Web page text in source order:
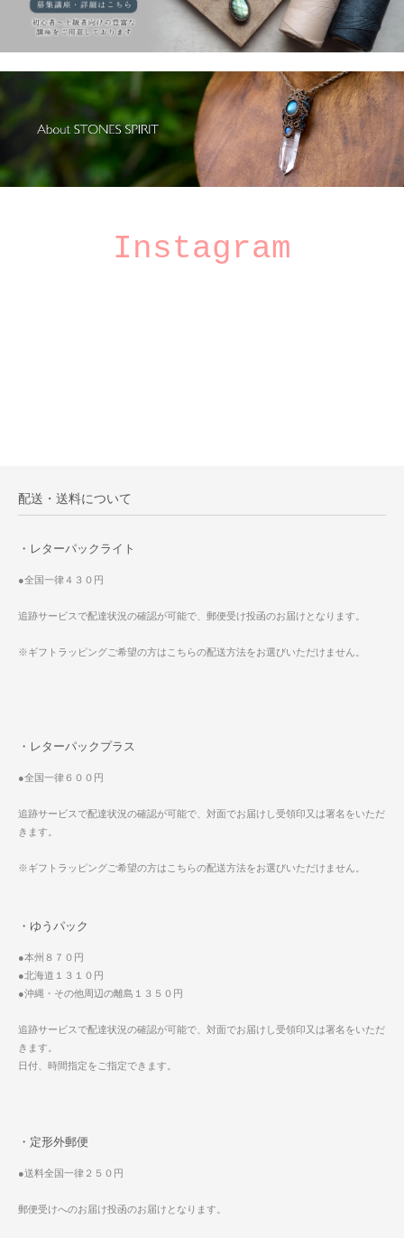
Instagram
配送・送料について
・レターパックライト
●全国一律４３０円
追跡サービスで配達状況の確認が可能で、郵便受け投函のお届けとなります。
※ギフトラッピングご希望の方はこちらの配送方法をお選びいただけません。
・レターパックプラス
●全国一律６００円
追跡サービスで配達状況の確認が可能で、対面でお届けし受領印又は署名をいただ
きます。
※ギフトラッピングご希望の方はこちらの配送方法をお選びいただけません。
・ゆうパック
●本州８７０円
●北海道１３１０円
●沖縄・その他周辺の離島１３５０円
追跡サービスで配達状況の確認が可能で、対面でお届けし受領印又は署名をいただ
きます。
日付、時間指定をご指定できます。
・定形外郵便
●送料全国一律２５０円
郵便受けへのお届け投函のお届けとなります。